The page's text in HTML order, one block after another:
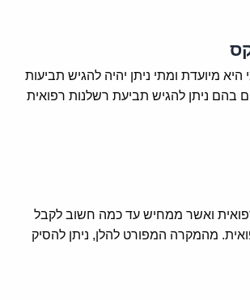
מיועדת ומתי ניתן יהיה להגיש תביעות
בהם ניתן להגיש תביעת רשלנות רפואית
ואשר ממחיש עד כמה חשוב לקבל
מהמקרה המפורט להלן, ניתן להסיק